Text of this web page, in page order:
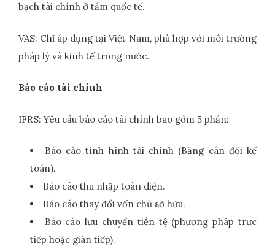
bạch tài chính ở tầm quốc tế.
VAS: Chỉ áp dụng tại Việt Nam, phù hợp với môi trường
pháp lý và kinh tế trong nước.
Báo cáo tài chính
IFRS: Yêu cầu báo cáo tài chính bao gồm 5 phần:
Báo cáo tình hình tài chính (Bảng cân đối kế
toán).
Báo cáo thu nhập toàn diện.
Báo cáo thay đổi vốn chủ sở hữu.
Báo cáo lưu chuyển tiền tệ (phương pháp trực
tiếp hoặc gián tiếp).